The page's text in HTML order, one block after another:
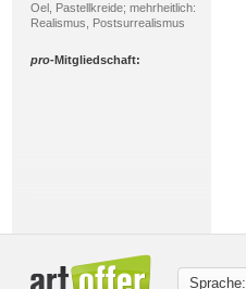
Oel, Pastellkreide; mehrheitlich:
Realismus, Postsurrealismus
pro-Mitgliedschaft:
Deutschland, seit 2012
94 Werke, 169 Kommentare
Sprache: